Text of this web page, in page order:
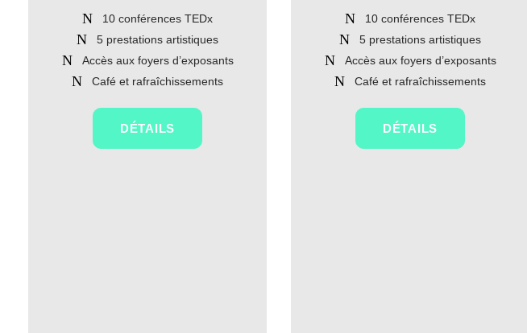
10 conférences TEDx
5 prestations artistiques
Accès aux foyers d’exposants
Café et rafraîchissements
DÉTAILS
10 conférences TEDx
5 prestations artistiques
Accès aux foyers d’exposants
Café et rafraîchissements
DÉTAILS